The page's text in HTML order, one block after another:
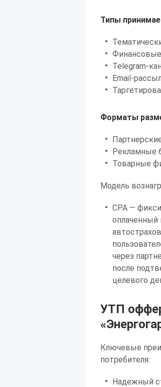
Типы
Telegram-
Email-
Форматы
Рекламные
Товарные
Модель
CPA —
оплаченный
через
после
целевого
УТП
Ключевые
потребителя:
Надежный